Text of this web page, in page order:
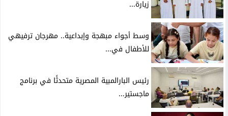
زيارة...
وسط أجواء مبهجة وإبداعية.. مهرجان ترفيهي
للأطفال في...
رئيس البارالمبية المصرية متحدثًا في برنامج
ماجستير...